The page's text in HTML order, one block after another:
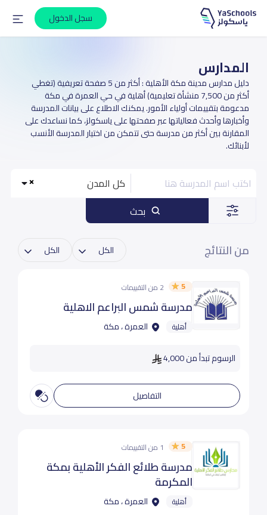
سجل الدخول
المدارس
دليل مدارس مدينة مكة الأهلية : أكثر من 5 صفحة تعريفية (تغطي
أكثر من 7,500 منشأة تعليمية) أهلية في حي العمرة في مكة
مدعومة بتقييمات أولياء الأمور. يمكنك الاطلاع على بيانات المدرسة
وأخبارها وأحدث فعالياتها عبر صفحتها على ياسكولز، كما نساعدك على
المقارنة بين أكثر من مدرسة حتى تتمكن من اختيار المدرسة الأنسب
لأبنائك.
كل المدن
من النتائج
5 2 من التقييمات
مدرسة شمس البراعم الاهلية
أهلية العمرة ، مكة
الرسوم تبدأ من 4,000
التفاصيل
5 1 من التقييمات
مدرسة طلائع الفكر الأهلية بمكة
المكرمة
أهلية العمرة ، مكة